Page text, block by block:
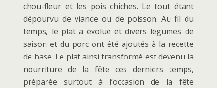
chou-fleur et les pois chiches. Le tout étant
dépourvu de viande ou de poisson. Au fil du
temps, le plat a évolué et divers légumes de
saison et du porc ont été ajoutés à la recette
de base. Le plat ainsi transformé est devenu la
nourriture de la fête ces derniers temps,
préparée surtout à l’occasion de la fête